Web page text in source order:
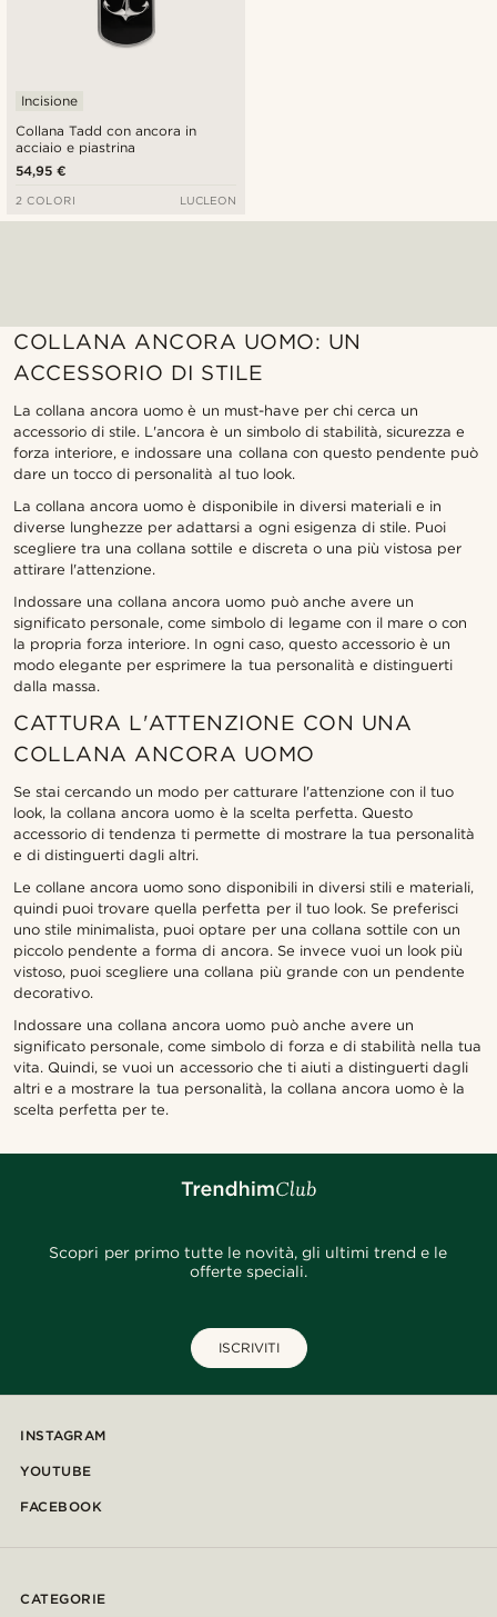
Collana Tadd con ancora in
acciaio e piastrina
Incisione
54,95 €
2 COLORI LUCLEON
COLLANA ANCORA UOMO: UN
ACCESSORIO DI STILE
La collana ancora uomo è un must-have per chi cerca un
accessorio di stile. L'ancora è un simbolo di stabilità, sicurezza e
forza interiore, e indossare una collana con questo pendente può
dare un tocco di personalità al tuo look.
La collana ancora uomo è disponibile in diversi materiali e in
diverse lunghezze per adattarsi a ogni esigenza di stile. Puoi
scegliere tra una collana sottile e discreta o una più vistosa per
attirare l'attenzione.
Indossare una collana ancora uomo può anche avere un
significato personale, come simbolo di legame con il mare o con
la propria forza interiore. In ogni caso, questo accessorio è un
modo elegante per esprimere la tua personalità e distinguerti
dalla massa.
CATTURA L'ATTENZIONE CON UNA
COLLANA ANCORA UOMO
Se stai cercando un modo per catturare l'attenzione con il tuo
look, la collana ancora uomo è la scelta perfetta. Questo
accessorio di tendenza ti permette di mostrare la tua personalità
e di distinguerti dagli altri.
Le collane ancora uomo sono disponibili in diversi stili e materiali,
quindi puoi trovare quella perfetta per il tuo look. Se preferisci
uno stile minimalista, puoi optare per una collana sottile con un
piccolo pendente a forma di ancora. Se invece vuoi un look più
vistoso, puoi scegliere una collana più grande con un pendente
decorativo.
Indossare una collana ancora uomo può anche avere un
significato personale, come simbolo di forza e di stabilità nella tua
vita. Quindi, se vuoi un accessorio che ti aiuti a distinguerti dagli
altri e a mostrare la tua personalità, la collana ancora uomo è la
scelta perfetta per te.
Scopri per primo tutte le novità, gli ultimi trend e le
offerte speciali.
ISCRIVITI
INSTAGRAM
YOUTUBE
FACEBOOK
CATEGORIE